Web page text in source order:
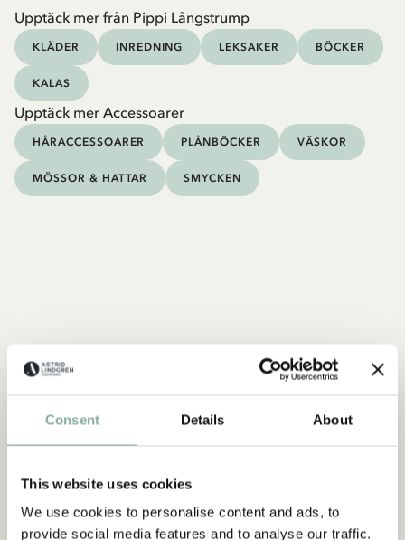
Consent Details About
This website uses cookies
We use cookies to personalise content and ads, to
provide social media features and to analyse our traffic.
Upptäck mer från Pippi Långstrump
KLÄDER INREDNING LEKSAKER BÖCKER
KALAS
Upptäck mer Accessoarer
HÅRACCESSOARER PLÅNBÖCKER VÄSKOR
MÖSSOR & HATTAR SMYCKEN